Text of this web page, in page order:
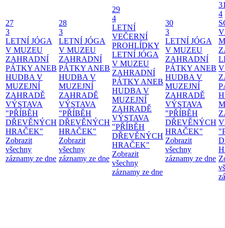
27
3
LETNÍ JÓGA
V MUZEU
ZAHRADNÍ
PÁTKY ANEB
HUDBA V
MUZEJNÍ
ZAHRADĚ
VÝSTAVA
"PŘÍBĚH
DŘEVĚNÝCH
HRAČEK"
Zobrazit
všechny
záznamy ze dne
28
3
LETNÍ JÓGA
V MUZEU
ZAHRADNÍ
PÁTKY ANEB
HUDBA V
MUZEJNÍ
ZAHRADĚ
VÝSTAVA
"PŘÍBĚH
DŘEVĚNÝCH
HRAČEK"
Zobrazit
všechny
záznamy ze dne
29
4
LETNÍ
VEČERNÍ
PROHLÍDKY
LETNÍ JÓGA
V MUZEU
ZAHRADNÍ
PÁTKY ANEB
HUDBA V
MUZEJNÍ
ZAHRADĚ
VÝSTAVA
"PŘÍBĚH
DŘEVĚNÝCH
HRAČEK"
Zobrazit
všechny
záznamy ze dne
30
3
LETNÍ JÓGA
V MUZEU
ZAHRADNÍ
PÁTKY ANEB
HUDBA V
MUZEJNÍ
ZAHRADĚ
VÝSTAVA
"PŘÍBĚH
DŘEVĚNÝCH
HRAČEK"
Zobrazit
všechny
záznamy ze dne
4